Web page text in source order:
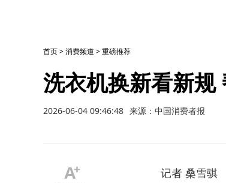
首页>消费频道 >重磅推荐
洗衣机换新看新规
2026-06-04 09:46:48 来源：中国消费者报
记者 桑雪骐